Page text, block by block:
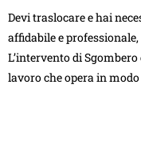
Devi traslocare e hai
affidabile e
L’intervento di
lavoro che opera in